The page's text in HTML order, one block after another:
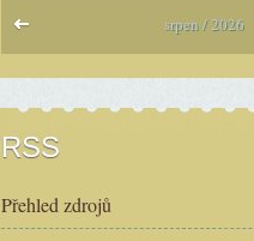
srpen / 2026
RSS
Přehled zdrojů